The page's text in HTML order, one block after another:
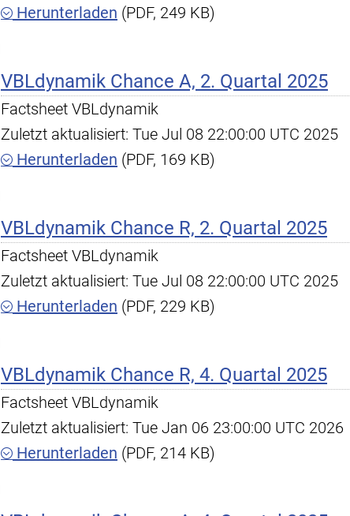
Herunterladen (PDF, 249 KB)
VBLdynamik Chance A, 2. Quartal 2025
Factsheet VBLdynamik
Zuletzt aktualisiert: Tue Jul 08 22:00:00 UTC 2025
Herunterladen (PDF, 169 KB)
VBLdynamik Chance R, 2. Quartal 2025
Factsheet VBLdynamik
Zuletzt aktualisiert: Tue Jul 08 22:00:00 UTC 2025
Herunterladen (PDF, 229 KB)
VBLdynamik Chance R, 4. Quartal 2025
Factsheet VBLdynamik
Zuletzt aktualisiert: Tue Jan 06 23:00:00 UTC 2026
Herunterladen (PDF, 214 KB)